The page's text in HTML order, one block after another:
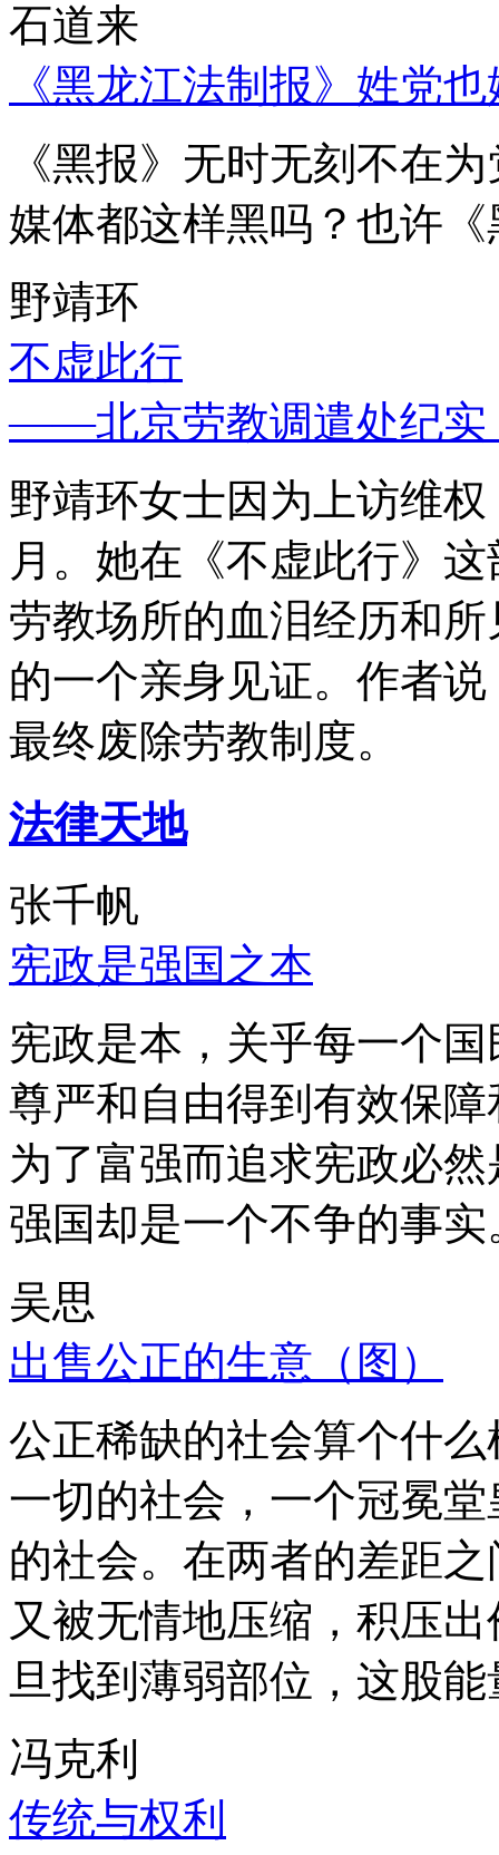
石道来
《黑龙江法制报》姓党
《黑报》无时无刻不在
媒体都这样黑吗？也许
野靖环
不虚此行
——北京劳教调遣处纪实
野靖环女士因为上访维
月。她在《不虚此行》
劳教场所的血泪经历和
的一个亲身见证。作者
最终废除劳教制度。
法律天地
张千帆
宪政是强国之本
宪政是本，关乎每一个
尊严和自由得到有效保
为了富强而追求宪政必
强国却是一个不争的事实
吴思
出售公正的生意（图）
公正稀缺的社会算个什
一切的社会，一个冠冕
的社会。在两者的差距
又被无情地压缩，积压
旦找到薄弱部位，这股
冯克利
传统与权利